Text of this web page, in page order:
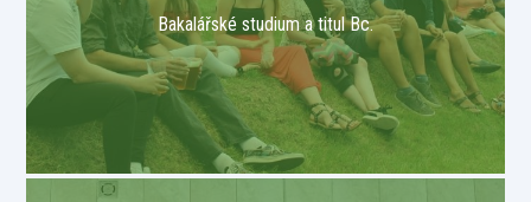
Bakalářské studium a titul Bc.